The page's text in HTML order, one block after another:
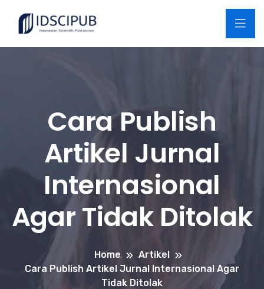
Cara Publish
Artikel Jurnal
Internasional
Agar Tidak Ditolak
Home
Artikel
Cara Publish Artikel Jurnal Internasional Agar
Tidak Ditolak